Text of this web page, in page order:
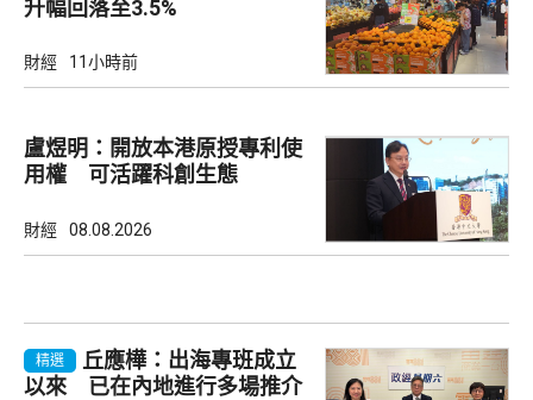
升幅回落至3.5%
財經 11小時前
盧煜明：開放本港原授專利使
用權 可活躍科創生態
財經 08.08.2026
精選
丘應樺：出海專班成立
以來 已在內地進行多場推介